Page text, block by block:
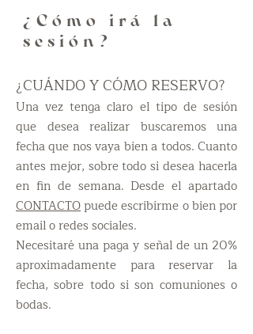
¿Cómo irá la
sesión?
¿CUÁNDO Y CÓMO RESERVO?
Una vez tenga claro el tipo de sesión
que desea realizar buscaremos una
fecha que nos vaya bien a todos. Cuanto
antes mejor, sobre todo si desea hacerla
en fin de semana. Desde el apartado
CONTACTO puede escribirme o bien por
email o redes sociales.
Necesitaré una paga y señal de un 20%
aproximadamente para reservar la
fecha, sobre todo si son comuniones o
bodas.